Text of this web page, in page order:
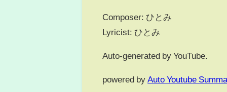
Composer: ひとみ
Lyricist: ひとみ
Auto-generated by YouTube.
powered by Auto Youtube